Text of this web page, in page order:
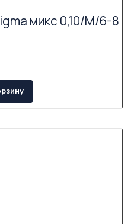
микс 0,10/M/6-8